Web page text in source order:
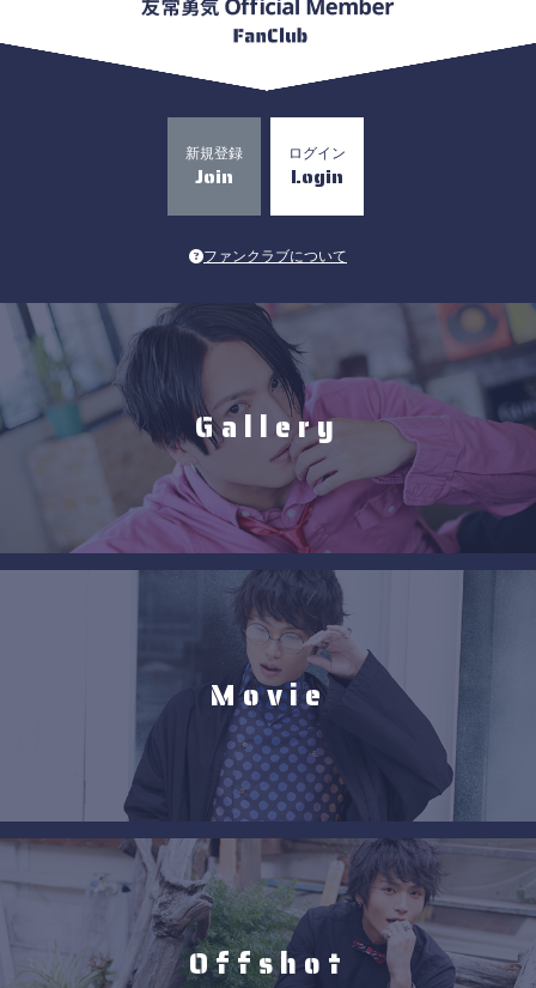
新規登録
Join
ログイン
Login
ファンクラブについて
Gallery
Movie
Offshot